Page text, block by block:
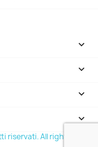



keyboard_arrow_down
riservati. All rights